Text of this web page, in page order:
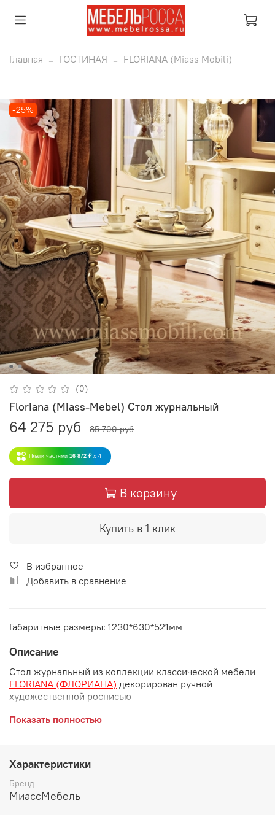
Главная ГОСТИНАЯ FLORIANA (Miass Mobili)
-25%
(0)
Floriana (Miass-Mebel) Стол журнальный
64 275 руб 85 700 руб
Плати частями 16 872 ₽ x 4
В корзину
Купить в 1 клик
В избранное
Добавить в сравнение
Габаритные размеры: 1230*630*521мм
Описание
Стол журнальный из коллекции классической мебели
FLORIANA (ФЛОРИАНА) декорирован ручной
художественной росписью
Габаритные размеры:
ширина 630 мм
высота 521 мм
Показать полностью
Характеристики
Бренд
МиассМебель